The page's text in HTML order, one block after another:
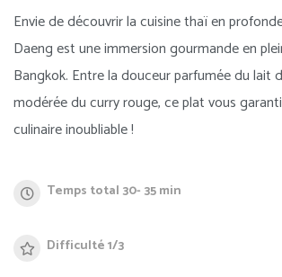
Envie de découvrir la cuisine thaï en
Daeng est une immersion gourmande en
Bangkok. Entre la douceur parfumée du lait
modérée du curry rouge, ce plat vous
culinaire inoubliable !
Temps total 30- 35 min
Difficulté 1/3